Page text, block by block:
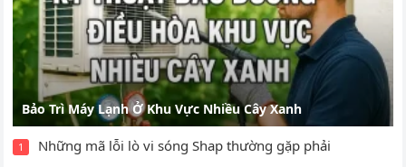
Bảo Trì Máy Lạnh Ở Khu Vực Nhiều Cây Xanh
1 Những mã lỗi lò vi sóng Shap thường gặp phải